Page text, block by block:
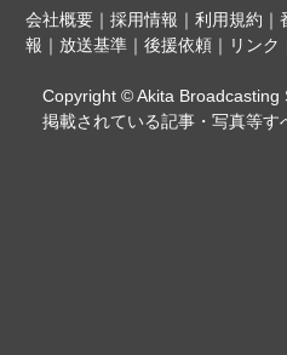
会社概要｜ 採用情報 ｜ 利用規約 ｜
報 ｜ 放送基準 ｜ 後援依頼 ｜ リンク
Copyright © Akita Broadcasting
掲載されている記事・写真等す